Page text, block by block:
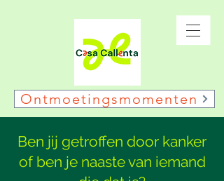
Ontmoetingsmomenten
Ben jij getroffen door kanker
of ben je naaste van iemand